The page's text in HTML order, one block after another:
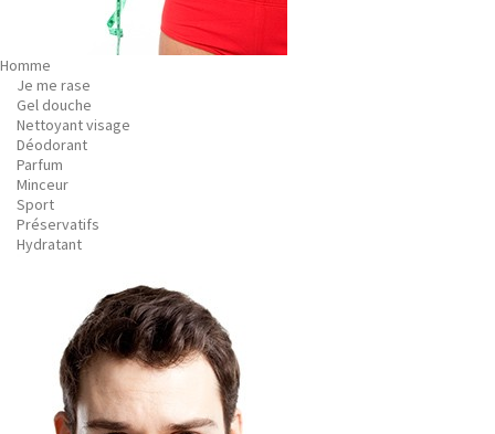
Homme
Je me rase
Gel douche
Nettoyant visage
Déodorant
Parfum
Minceur
Sport
Préservatifs
Hydratant